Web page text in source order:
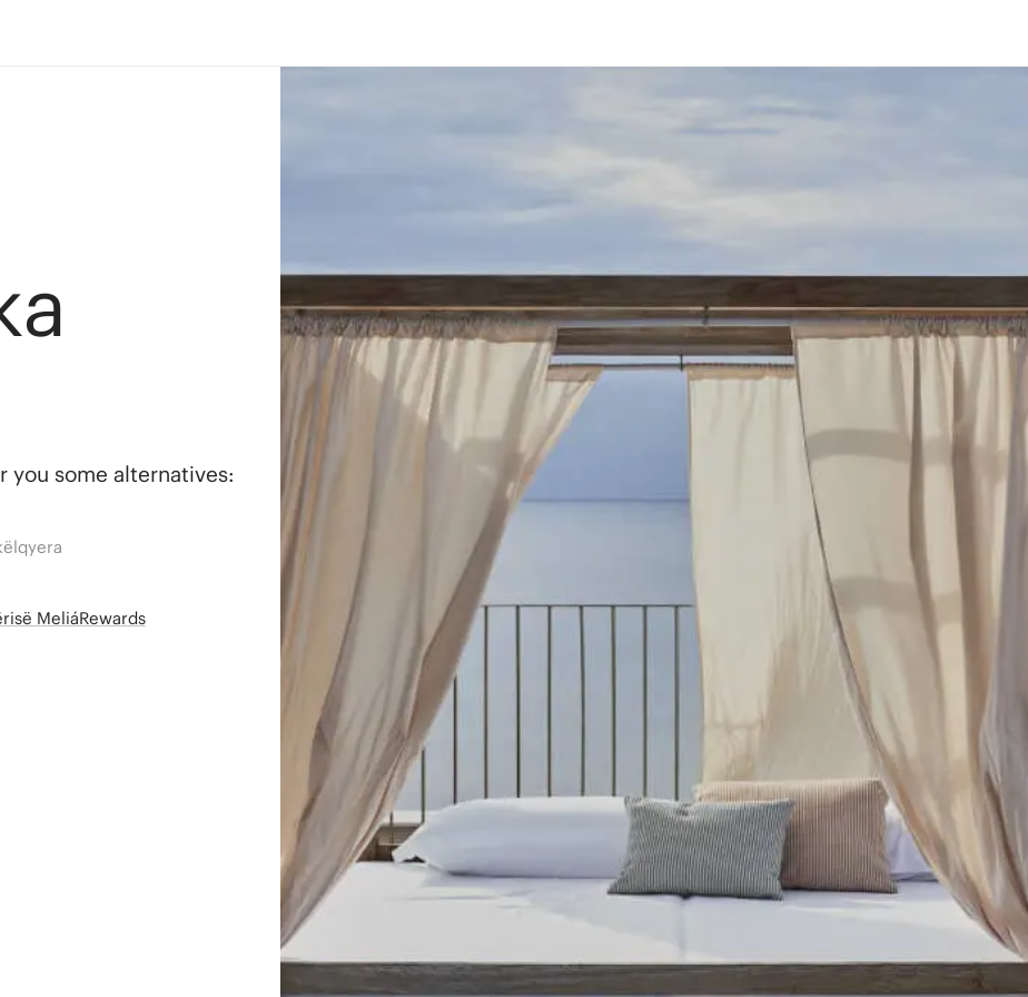
you some alternatives:
MeliáRewards